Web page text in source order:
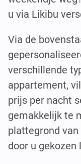
u via Likibu
Via de
verschillende
appartement,
prijs per nacht
gemakkelijk te
plattegrond van
door u